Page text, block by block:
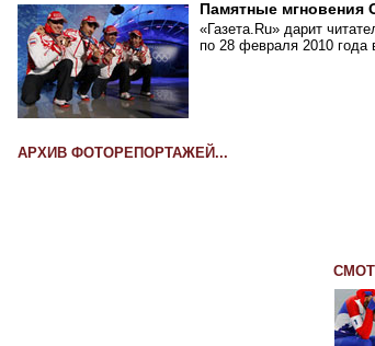
Памятные мгновения
«Газета.Ru» дарит
по 28 февраля 2010 года
АРХИВ ФОТОРЕПОРТАЖЕЙ...